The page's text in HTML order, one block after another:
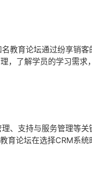
教育论坛通过纷享销
，了解学员的学习需求
、支持与服务管理等关
育论坛在选择CRM系